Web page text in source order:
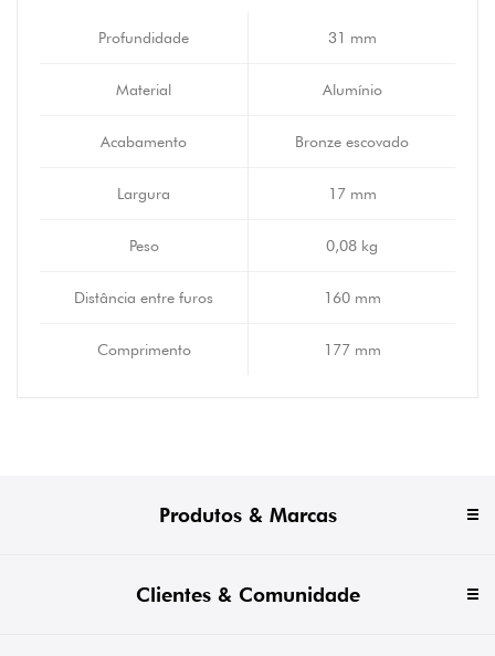
Profundidade 31 mm
Material Alumínio
Acabamento Bronze escovado
Largura 17 mm
Peso 0,08 kg
Distância entre furos 160 mm
Comprimento 177 mm
Produtos & Marcas
Clientes & Comunidade